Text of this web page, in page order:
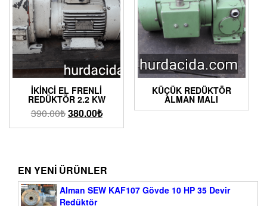
İKINCI EL FRENLI
REDÜKTÖR 2.2 KW
390.00₺380.00₺
KÜÇÜK REDÜKTÖR
ALMAN MALI
EN YENI ÜRÜNLER
Alman SEW KAF107 Gövde 10 HP 35 Devir
Redüktör